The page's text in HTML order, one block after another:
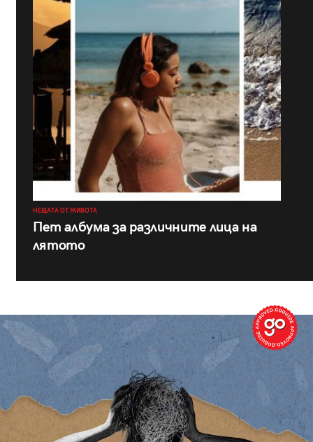
НЕЩАТА ОТ ЖИВОТА
Пет албума за различните лица на
лятото